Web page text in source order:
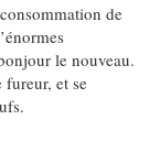
de
le nouveau.
fureur, et se